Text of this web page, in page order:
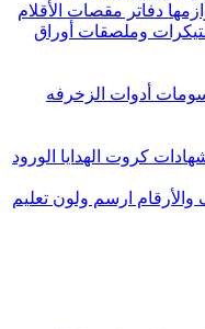
دفاتر مقصات الأقلام
وملصقات أوراق
أدوات الزخرفه
كروت الهدايا الورود
ارسم ولون تعليم